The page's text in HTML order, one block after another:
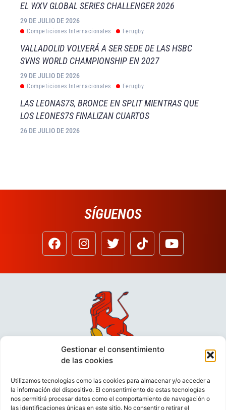
Gestionar el consentimiento
de las cookies
Utilizamos tecnologías como las cookies para almacenar y/o acceder a
la información del dispositivo. El consentimiento de estas tecnologías
nos permitirá procesar datos como el comportamiento de navegación o
las identificaciones únicas en este sitio. No consentir o retirar el
EL WXV GLOBAL SERIES CHALLENGER 2026
29 DE JULIO DE 2026
Competiciones Internacionales Ferugby
VALLADOLID VOLVERÁ A SER SEDE DE LAS HSBC
SVNS WORLD CHAMPIONSHIP EN 2027
29 DE JULIO DE 2026
Competiciones Internacionales Ferugby
LAS LEONAS7S, BRONCE EN SPLIT MIENTRAS QUE
LOS LEONES7S FINALIZAN CUARTOS
26 DE JULIO DE 2026
SÍGUENOS